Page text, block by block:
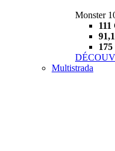
Monster
Multistrada